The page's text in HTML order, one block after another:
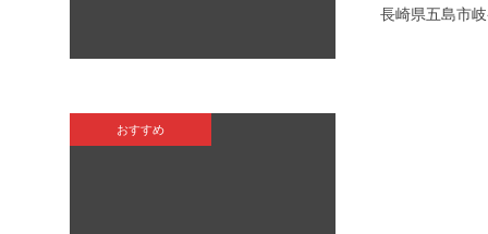
長崎県五島市
おすすめ